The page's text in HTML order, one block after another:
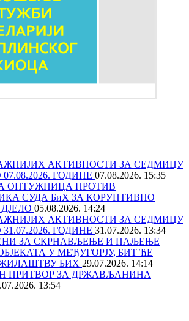
АКТИВНОСТИ ЗА СЕДМИЦУ
ГОДИНЕ 07.08.2026. 15:35
ОПТУЖНИЦА ПРОТИВ
СУДА БиХ ЗА КОРУПТИВНО
05.08.2026. 14:24
АКТИВНОСТИ ЗА СЕДМИЦУ
ГОДИНЕ 31.07.2026. 13:34
ЗА СКРНАВЉЕЊЕ И ПАЉЕЊЕ
У МЕЂУГОРЈУ, БИТ ЋЕ
БИХ 29.07.2026. 14:14
ПРИТВОР ЗА ДРЖАВЉАНИНА
13:54